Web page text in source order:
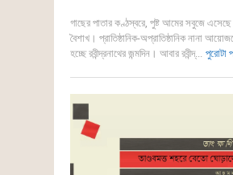
গাছের পাতার কণ্ঠস্বরে, পুষ্ট আমের সবুজে এসেছে
বৈশাখ। প্রাতিষ্ঠানিক-অপ্রাতিষ্ঠানিক নানা
হচ্ছে রবীন্দ্রনাথের জন্মদিন। আবার রবীন্দ্... পুরোটা